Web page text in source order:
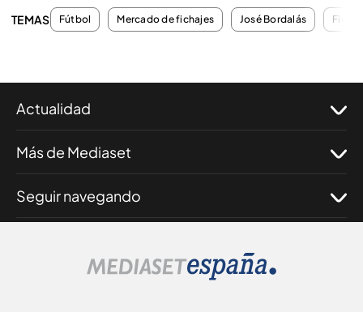
TEMAS Fútbol Mercado de fichajes José Bordalás
Actualidad
Más de Mediaset
Seguir navegando